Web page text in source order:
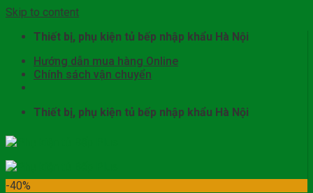
Skip to content
Thiết bị, phụ kiện tủ bếp nhập khẩu Hà Nội
Hướng dẫn mua hàng Online
Chính sách vận chuyển
Thiết bị, phụ kiện tủ bếp nhập khẩu Hà Nội
-40%